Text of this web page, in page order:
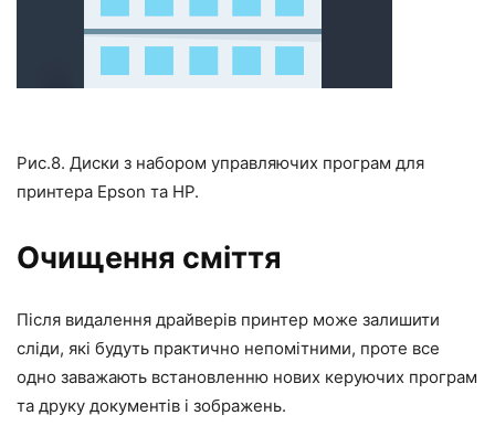
Рис.8. Диски з набором управляючих програм для
принтера Epson та HP.
Очищення сміття
Після видалення драйверів принтер може залишити
сліди, які будуть практично непомітними, проте все
одно заважають встановленню нових керуючих програм
та друку документів і зображень.